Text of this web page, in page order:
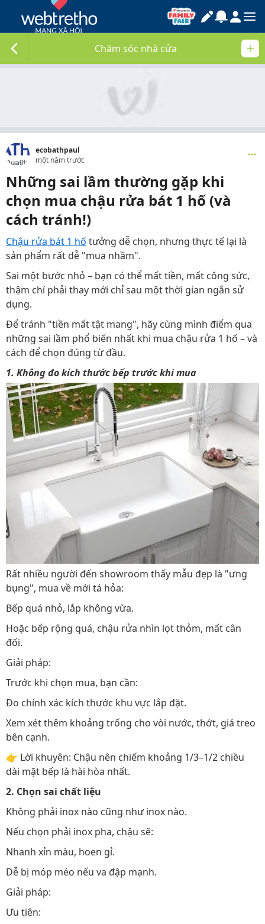
Chăm sóc nhà cửa
ecobathpaul
một năm trước
Những sai lầm thường gặp khi
chọn mua chậu rửa bát 1 hố (và
cách tránh!)
Chậu rửa bát 1 hố tưởng dễ chọn, nhưng thực tế lại là
sản phẩm rất dễ "mua nhầm".
Sai một bước nhỏ – bạn có thể mất tiền, mất công sức,
thậm chí phải thay mới chỉ sau một thời gian ngắn sử
dụng.
Để tránh "tiền mất tật mang", hãy cùng mình điểm qua
những sai lầm phổ biến nhất khi mua chậu rửa 1 hố – và
cách để chọn đúng từ đầu.
1. Không đo kích thước bếp trước khi mua
Rất nhiều người đến showroom thấy mẫu đẹp là "ưng
bụng", mua về mới tá hỏa:
Bếp quá nhỏ, lắp không vừa.
Hoặc bếp rộng quá, chậu rửa nhìn lọt thỏm, mất cân
đối.
Giải pháp:
Trước khi chọn mua, bạn cần:
Đo chính xác kích thước khu vực lắp đặt.
Xem xét thêm khoảng trống cho vòi nước, thớt, giá treo
bên cạnh.
👉 Lời khuyên: Chậu nên chiếm khoảng 1/3–1/2 chiều
dài mặt bếp là hài hòa nhất.
2. Chọn sai chất liệu
Không phải inox nào cũng như inox nào.
Nếu chọn phải inox pha, chậu sẽ:
Nhanh xỉn màu, hoen gỉ.
Dễ bị móp méo nếu va đập mạnh.
Giải pháp:
Ưu tiên: